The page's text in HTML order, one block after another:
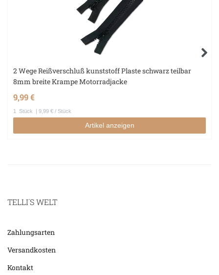
2 Wege Reißverschluß kunststoff Plaste schwarz teilbar
8mm breite Krampe Motorradjacke
9,99 €
1 Stück | 9,99 € / Stück
Artikel anzeigen
TELLI´S WELT
Zahlungsarten
Versandkosten
Kontakt